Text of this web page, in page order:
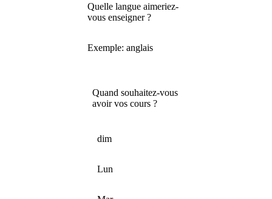
Quelle langue aimeriez-
vous enseigner ?
Exemple: anglais
Quand souhaitez-vous
avoir vos cours ?
dim
Lun